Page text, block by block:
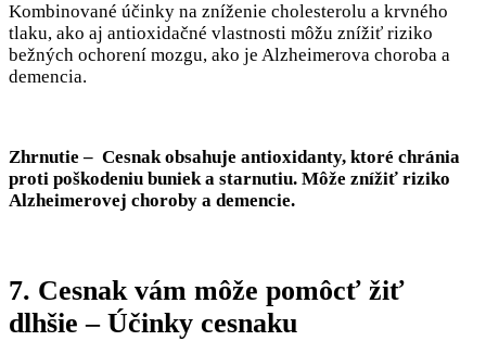
Kombinované účinky na zníženie cholesterolu a krvného
tlaku, ako aj antioxidačné vlastnosti môžu znížiť riziko
bežných ochorení mozgu, ako je Alzheimerova choroba a
demencia.
Zhrnutie – Cesnak obsahuje antioxidanty, ktoré chránia
proti poškodeniu buniek a starnutiu. Môže znížiť riziko
Alzheimerovej choroby a demencie.
7. Cesnak vám môže pomôcť žiť
dlhšie – Účinky cesnaku